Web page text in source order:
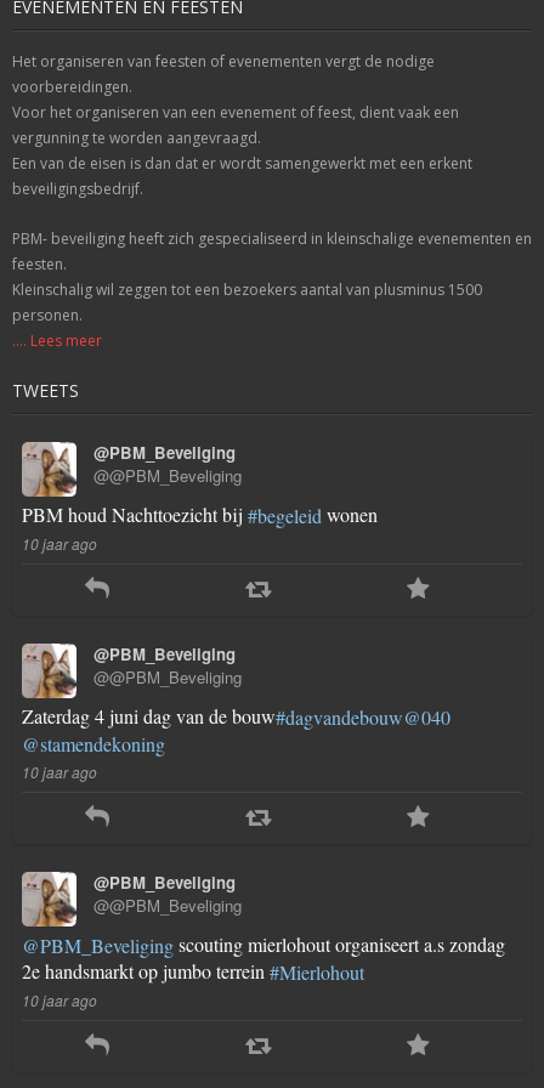
EVENEMENTEN EN FEESTEN
Het organiseren van feesten of evenementen vergt de nodige
voorbereidingen.
Voor het organiseren van een evenement of feest, dient vaak een
vergunning te worden aangevraagd.
Een van de eisen is dan dat er wordt samengewerkt met een erkent
beveiligingsbedrijf.
PBM- beveiliging heeft zich gespecialiseerd in kleinschalige evenementen en
feesten.
Kleinschalig wil zeggen tot een bezoekers aantal van plusminus 1500
personen.
.... Lees meer
TWEETS
@PBM_Beveliging
@@PBM_Beveliging
PBM houd Nachttoezicht bij #begeleid wonen
10 jaar ago
@PBM_Beveliging
@@PBM_Beveliging
Zaterdag 4 juni dag van de bouw#dagvandebouw@040
@stamendekoning
10 jaar ago
@PBM_Beveliging
@@PBM_Beveliging
@PBM_Beveligingscouting mierlohout organiseert a.s zondag
2e handsmarkt op jumbo terrein #Mierlohout
10 jaar ago